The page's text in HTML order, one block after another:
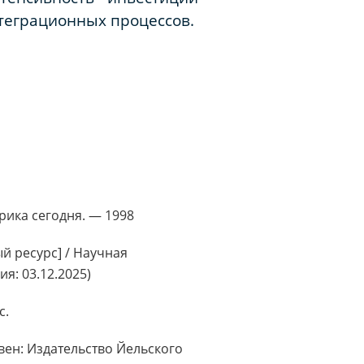
процессов.
сегодня. — 1998
ресурс] / Научная
03.12.2025)
Издательство Йельского